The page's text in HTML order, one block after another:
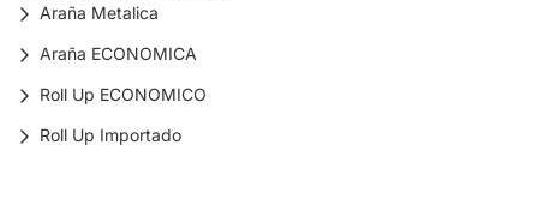
Araña Metalica
Araña ECONOMICA
Roll Up ECONOMICO
Roll Up Importado